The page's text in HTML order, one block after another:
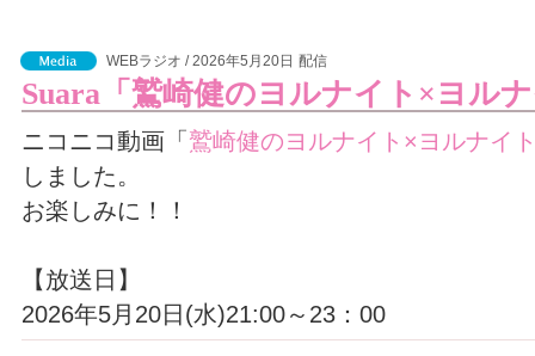
WEBラジオ / 2026年5月20日 配信
Suara「鷲崎健のヨルナイト×ヨル
ニコニコ動画「 鷲崎健のヨルナイト×ヨルナイ
しました。
お楽しみに！！
【放送日】
2026年5月20日(水)21:00～23：00